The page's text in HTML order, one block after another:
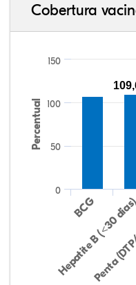
Cobertura
Percentual
BCG
Hepatite BPenta
0
50
100
150